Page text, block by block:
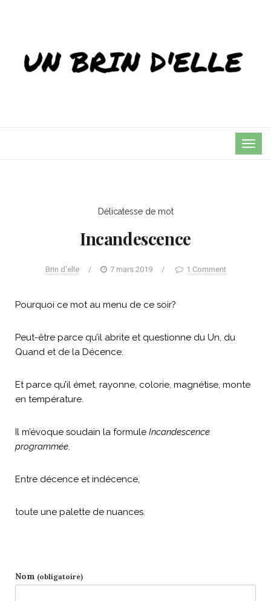
Délicatesse de mot
Incandescence
Brin d'elle / 7 mars 2019 / 1 Comment
Pourquoi ce mot au menu de ce soir?
Peut-être parce qu’il abrite et questionne du Un, du
Quand et de la Décence.
Et parce qu’il émet, rayonne, colorie, magnétise, monte
en température.
Il m’évoque soudain la formule Incandescence
programmée.
Entre décence et indécence,
toute une palette de nuances.
Nom (obligatoire)